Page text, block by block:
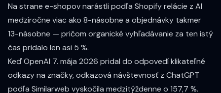
Na strane e-shopov narástli podľa Shopifyrelácie z AI
medziročne viac ako 8-násobne a objednávky takmer
13-násobne — pričom organické vyhľadávanie za ten istý
čas pridalo len asi 5 %.
Keď OpenAI 7. mája 2026 pridal do odpovedí klikateľné
odkazy na značky, odkazová návštevnosť z ChatGPT
podľa Similarweb vyskočila medzitýždenne o 157,7 %.